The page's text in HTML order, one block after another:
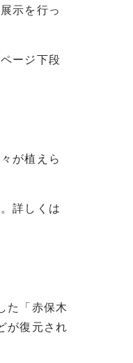
示を行っ
ージ下段
が植えら
詳しくは
た「赤保木
が復元され